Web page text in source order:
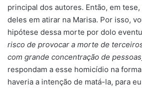
principal dos autores. Então, em
deles em atirar na Marisa. Por isso,
hipótese dessa morte por dolo
risco de provocar a morte de
com grande concentração de
respondam a esse homicídio na
haveria a intenção de matá-la, para